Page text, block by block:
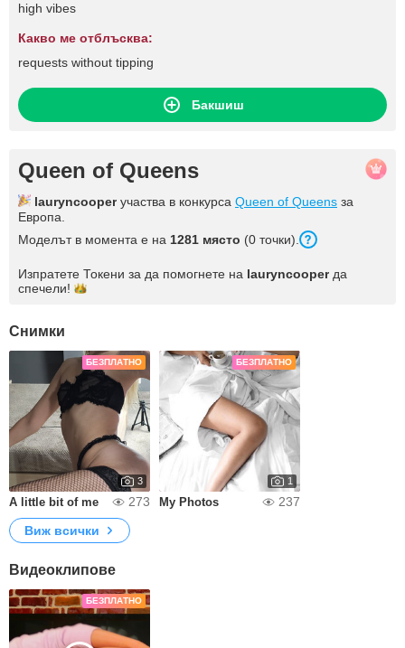
high vibes
Какво ме отблъсква:
requests without tipping
Бакшиш
Queen of Queens
lauryncooper участва в конкурса Queen of Queens за
Европа.
Моделът в момента е на 1281 място (0 точки).
Изпратете Токени за да помогнете на lauryncooper да
спечели!
Снимки
БЕЗПЛАТНО
3
A little bit of me 273
БЕЗПЛАТНО
1
My Photos
237
Виж всички
Видеоклипове
БЕЗПЛАТНО